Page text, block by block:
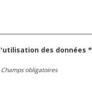
des données *
obligatoires